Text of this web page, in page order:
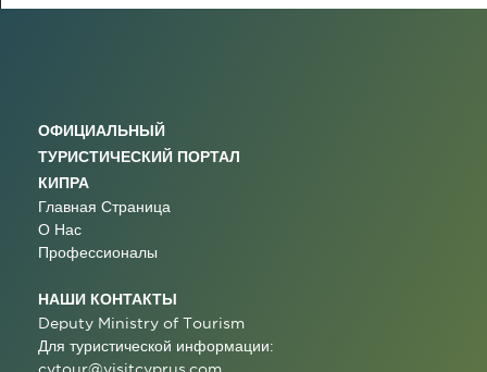
ОФИЦИАЛЬНЫЙ
ТУРИСТИЧЕСКИЙ ПОРТАЛ
КИПРА
Главная Страница
О Нас
Профессионалы
НАШИ КОНТАКТЫ
Deputy Ministry of Tourism
Для туристической информации: